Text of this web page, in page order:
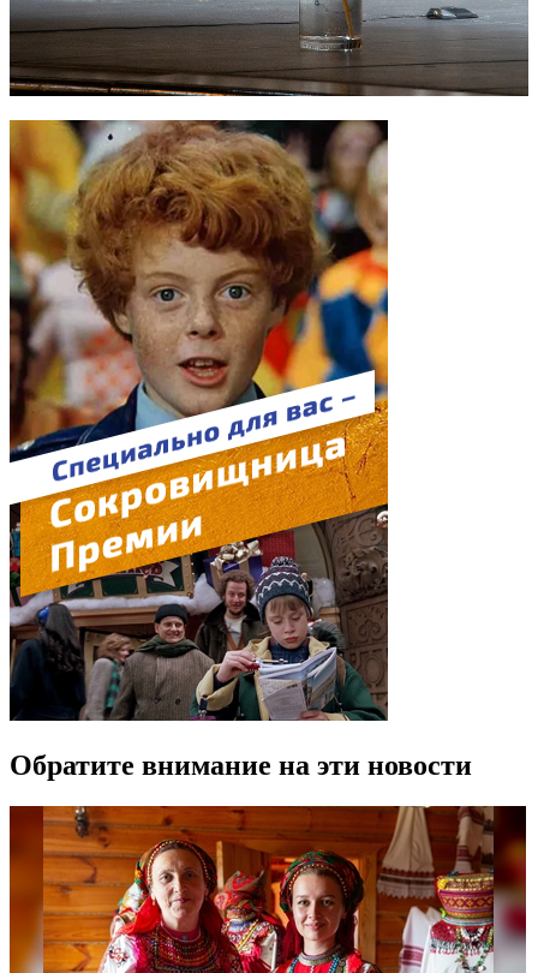
Обратите внимание на эти новости